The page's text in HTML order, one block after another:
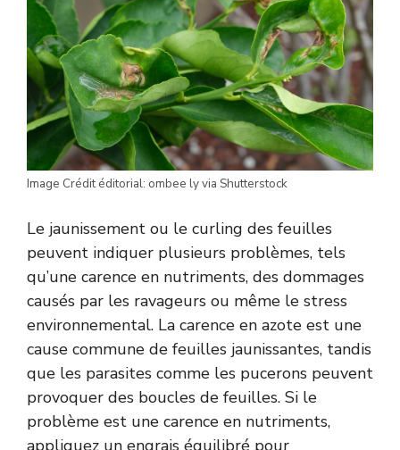
Image Crédit éditorial: ombee ly via Shutterstock
Le jaunissement ou le curling des feuilles
peuvent indiquer plusieurs problèmes, tels
qu’une carence en nutriments, des dommages
causés par les ravageurs ou même le stress
environnemental. La carence en azote est une
cause commune de feuilles jaunissantes, tandis
que les parasites comme les pucerons peuvent
provoquer des boucles de feuilles. Si le
problème est une carence en nutriments,